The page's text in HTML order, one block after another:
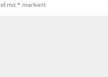
mit* markiert